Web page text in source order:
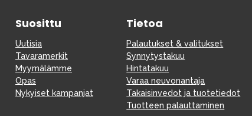
Suosittu
Uutisia
Tavaramerkit
Myymälämme
Opas
Nykyiset kampanjat
Tietoa
Palautukset & valitukset
Synnytystakuu
Hintatakuu
Varaa neuvonantaja
Takaisinvedot ja tuotetiedot
Tuotteen palauttaminen